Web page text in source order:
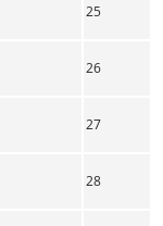
25
26
27
28